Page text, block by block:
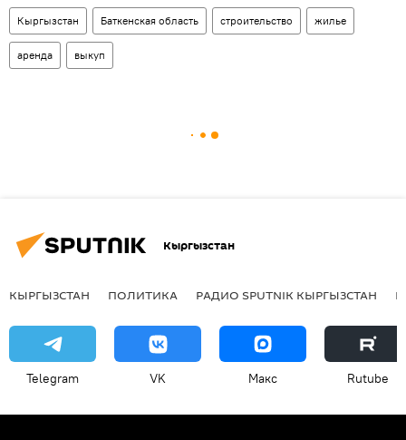
Кыргызстан Баткенская область строительство жилье
аренда выкуп
Кыргызстан
КЫРГЫЗСТАН ПОЛИТИКА РАДИО SPUTNIK КЫРГЫЗСТАН
Telegram VK Макс Rutube